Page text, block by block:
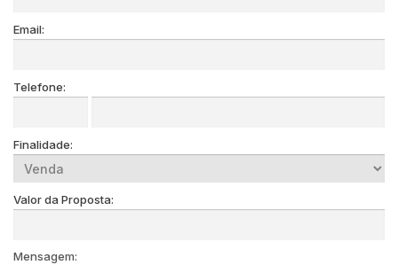
Email:
Telefone:
Finalidade:
Valor da Proposta:
Mensagem: